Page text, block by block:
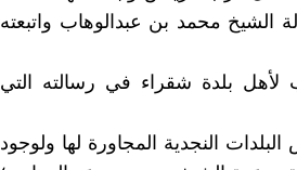
الشيخ محمد بن عبدالوهاب واتبعته
لأهل بلدة شقراء في رسالته التي
النجدية المجاورة لها ولوجود